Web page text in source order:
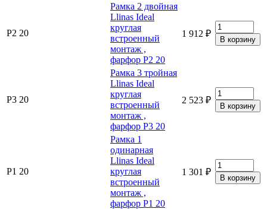
P2 20
Рамка 2 двойная
Llinas Ideal
круглая
встроенный
монтаж ,
фарфор P2 20
1 912 ₽
Р3 20
Рамка 3 тройная
Llinas Ideal
круглая
встроенный
монтаж ,
фарфор Р3 20
2 523 ₽
Р1 20
Рамка 1
одинарная
Llinas Ideal
круглая
встроенный
монтаж ,
фарфор Р1 20
1 301 ₽